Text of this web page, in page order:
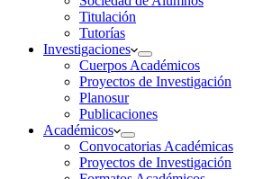
Titulación
Tutorías
Investigaciones
Cuerpos Académicos
Proyectos de Investigación
Planosur
Publicaciones
Académicos
Convocatorias Académicas
Proyectos de Investigación